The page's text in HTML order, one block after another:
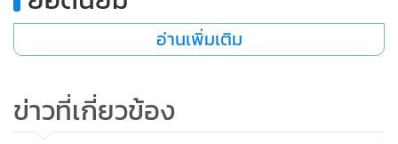
อ่านเพิ่มเติม
ข่าวที่เกี่ยวข้อง